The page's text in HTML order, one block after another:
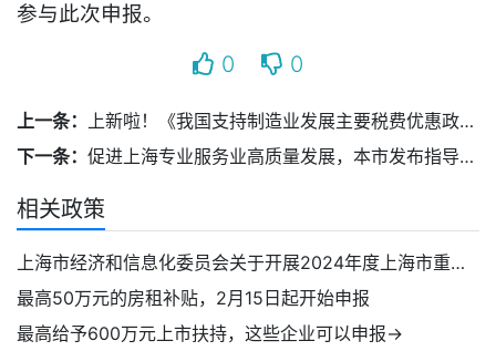
参与此次申报。
0 0
上一条： 上新啦！《我国支持制造业发展主要税费优惠政策指引》电子书来了
下一条： 促进上海专业服务业高质量发展，本市发布指导意见
相关政策
上海市经济和信息化委员会关于开展2024年度上海市重点产业领域人才专项奖励工作的通知
最高50万元的房租补贴，2月15日起开始申报
最高给予600万元上市扶持，这些企业可以申报→